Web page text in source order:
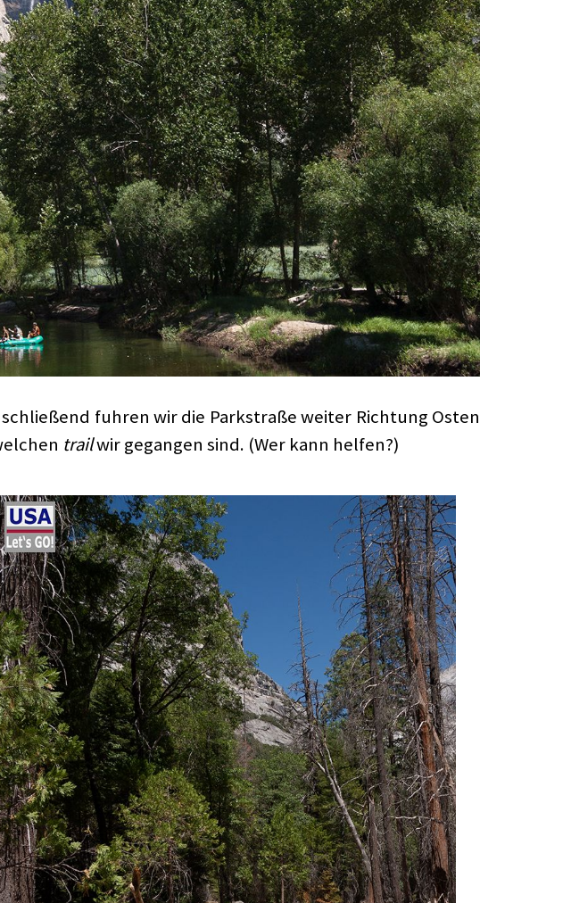
fuhren wir die Parkstraße weiter Richtung Osten
trailwir gegangen sind. (Wer kann helfen?)